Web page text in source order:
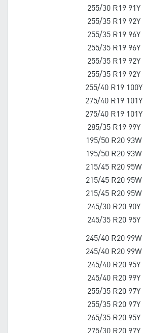
255/30 R19 91Y
255/35 R19 92Y
255/35 R19 96Y
255/35 R19 96Y
255/35 R19 92Y
255/35 R19 92Y
255/40 R19 100Y
275/40 R19 101Y
275/40 R19 101Y
285/35 R19 99Y
195/50 R20 93W
195/50 R20 93W
215/45 R20 95W
215/45 R20 95W
215/45 R20 95W
245/30 R20 90Y
245/35 R20 95Y
245/40 R20 99W
245/40 R20 99W
245/40 R20 95Y
245/40 R20 99Y
255/35 R20 97Y
255/35 R20 97Y
265/35 R20 95Y
275/30 R20 97Y